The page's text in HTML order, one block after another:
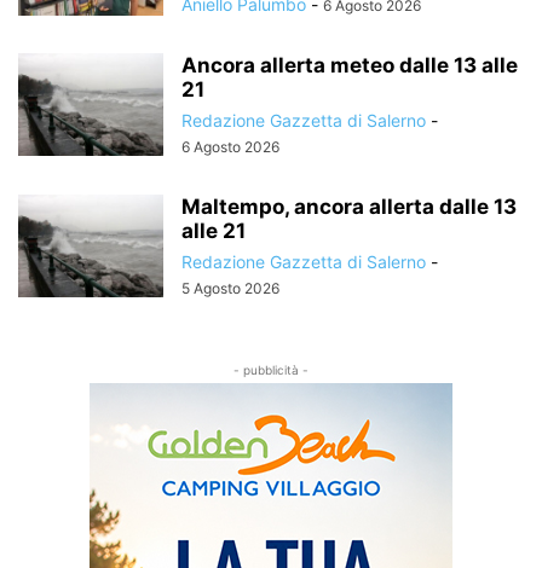
6 Agosto 2026
Ancora allerta meteo dalle 13 alle
21
Redazione Gazzetta di Salerno -
6 Agosto 2026
Maltempo, ancora allerta dalle 13
alle 21
Redazione Gazzetta di Salerno -
5 Agosto 2026
- pubblicità -